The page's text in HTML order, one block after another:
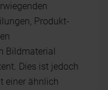
Produkt-
Bildmaterial
Dies ist jedoch
einer ähnlich